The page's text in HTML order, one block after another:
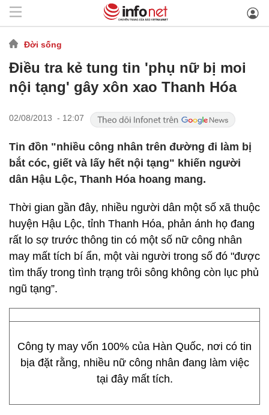
Đời sống
Điều tra kẻ tung tin 'phụ nữ bị moi
nội tạng' gây xôn xao Thanh Hóa
02/08/2013 - 12:07
Tin đồn "nhiều công nhân trên đường đi làm bị
bắt cóc, giết và lấy hết nội tạng" khiến người
dân Hậu Lộc, Thanh Hóa hoang mang.
Thời gian gần đây, nhiều người dân một số xã thuộc
huyện Hậu Lộc, tỉnh Thanh Hóa, phản ánh họ đang
rất lo sợ trước thông tin có một số nữ công nhân
may mất tích bí ẩn, một vài người trong số đó "được
tìm thấy trong tình trạng trôi sông không còn lục phủ
ngũ tạng”.
Công ty may vốn 100% của Hàn Quốc, nơi có tin
bịa đặt rằng, nhiều nữ công nhân đang làm việc
tại đây mất tích.